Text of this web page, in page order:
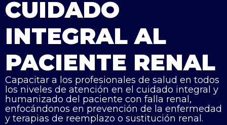
CUIDADO
INTEGRAL AL
PACIENTE RENAL
Capacitar a los profesionales de salud en todos
los niveles de atención en el cuidado integral y
humanizado del paciente con falla renal,
enfocándonos en prevención de la enfermedad
y terapias de reemplazo o sustitución renal.